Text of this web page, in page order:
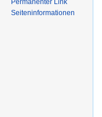
Seiten­informationen